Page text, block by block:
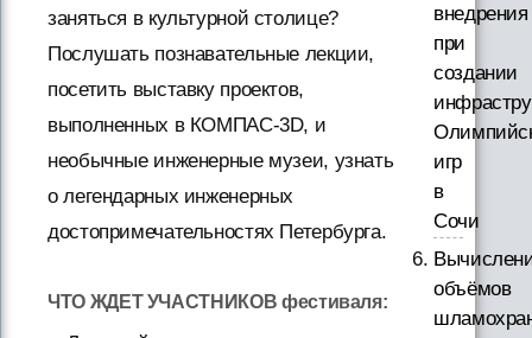
заняться в культурной столице?
Послушать познавательные лекции,
посетить выставку проектов,
выполненных в КОМПАС-3D, и
необычные инженерные музеи, узнать
о легендарных инженерных
достопримечательностях Петербурга.
ЧТО ЖДЕТ УЧАСТНИКОВ фестиваля:
внедрения
при
создании
игр
в
Сочи
объёмов